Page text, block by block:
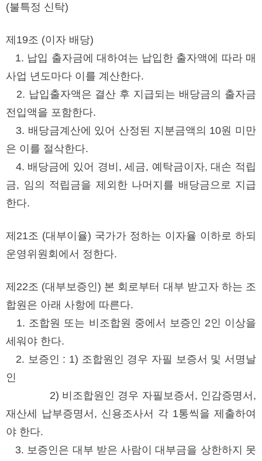
(불특정 신탁)
제19조 (이자 배당)
1. 납입 출자금에 대하여는 납입한 출자액에 따라 매
사업 년도마다 이를 계산한다.
2. 납입출자액은 결산 후 지급되는 배당금의 출자금
전입액을 포함한다.
3. 배당금계산에 있어 산정된 지분금액의 10원 미만
은 이를 절삭한다.
4. 배당금에 있어 경비, 세금, 예탁금이자, 대손 적립
금, 임의 적립금을 제외한 나머지를 배당금으로 지급
한다.
제21조 (대부이율) 국가가 정하는 이자율 이하로 하되
운영위원회에서 정한다.
제22조 (대부보증인) 본 회로부터 대부 받고자 하는 조
합원은 아래 사항에 따른다.
1. 조합원 또는 비조합원 중에서 보증인 2인 이상을
세워야 한다.
2. 보증인 : 1) 조합원인 경우 자필 보증서 및 서명날
인
2) 비조합원인 경우 자필보증서, 인감증명서,
재산세 납부증명서, 신용조사서 각 1통씩을 제출하여
야 한다.
3. 보증인은 대부 받은 사람이 대부금을 상한하지 못